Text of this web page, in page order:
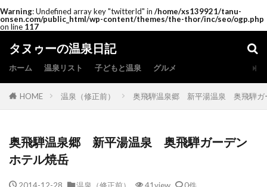
Warning: Undefined array key "twitterId" in /home/xs139921/tanu-
onsen.com/public_html/wp-content/themes/the-thor/inc/seo/ogp.php
on line 117
タヌゥーの温泉日記
ホーム 温泉リスト 子どもと温泉 グルメ
HOME 温泉（修正前） 奥飛騨温泉郷 新平湯温泉 奥飛騨ガ
奥飛騨温泉郷 新平湯温泉 奥飛騨ガーデン
ホテル焼岳
2014-12-28 温泉（修正前） 41view 0件